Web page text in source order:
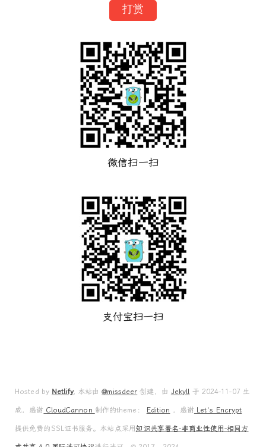
打赏
微信扫一扫
支付宝扫一扫
Hosted by Netlify, 本站由@missdeer 创建，由 Jekyll 于 2024-11-07 生
成，感谢 CloudCannon 制作的theme： Edition ，感谢 Let's Encrypt
提供免费的SSL证书服务。本站点采用 知识共享署名-非商业性使用-相同方